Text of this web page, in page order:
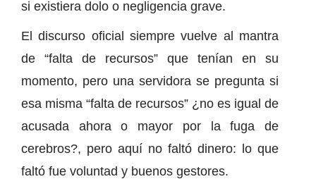
si existiera dolo o negligencia grave.
El discurso oficial siempre vuelve al mantra
de “falta de recursos” que tenían en su
momento, pero una servidora se pregunta si
esa misma “falta de recursos” ¿no es igual de
acusada ahora o mayor por la fuga de
cerebros?, pero aquí no faltó dinero: lo que
faltó fue voluntad y buenos gestores.